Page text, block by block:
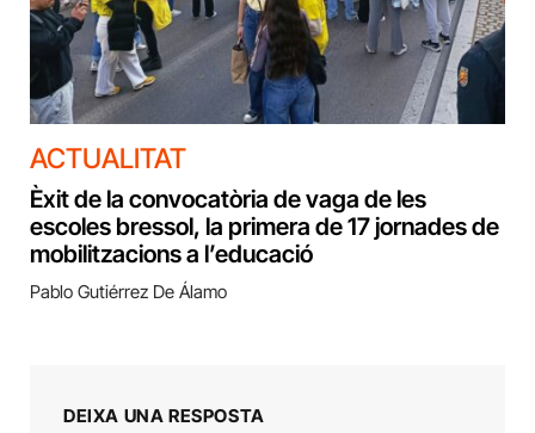
ACTUALITAT
Èxit de la convocatòria de vaga de les
escoles bressol, la primera de 17 jornades de
mobilitzacions a l’educació
Pablo Gutiérrez De Álamo
DEIXA UNA RESPOSTA